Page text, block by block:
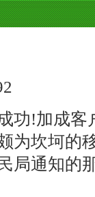
功!加成客
为坎坷的
局通知的